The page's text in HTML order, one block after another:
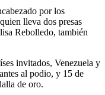
por los
lleva dos presas
Rebolledo, también
invitados, Venezuela y
al podio, y 15 de
de oro.